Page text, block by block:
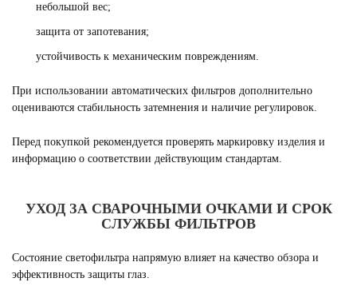
небольшой вес;
защита от запотевания;
устойчивость к механическим повреждениям.
При использовании автоматических фильтров дополнительно
оцениваются стабильность затемнения и наличие регулировок.
Перед покупкой рекомендуется проверять маркировку изделия и
информацию о соответствии действующим стандартам.
УХОД ЗА СВАРОЧНЫМИ ОЧКАМИ И СРОК
СЛУЖБЫ ФИЛЬТРОВ
Состояние светофильтра напрямую влияет на качество обзора и
эффективность защиты глаз.